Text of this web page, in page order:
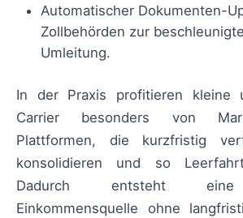
Automatischer Dokumenten-
Zollbehörden zur
Umleitung.
In der Praxis profitieren kleine
Carrier besonders von
Plattformen, die kurzfristig
konsolidieren und so
Dadurch entsteht eine
Einkommensquelle ohne